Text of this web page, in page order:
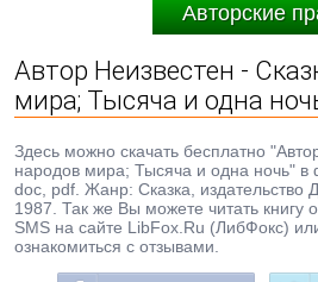
Авторские
Автор Неизвестен -
мира; Тысяча и одна
Здесь можно скачать бесплатно
народов мира; Тысяча и одна ночь" в
doc, pdf. Жанр: Сказка, издательство
1987. Так же Вы можете читать книгу
SMS на сайте LibFox.Ru (ЛибФокс)
ознакомиться с отзывами.